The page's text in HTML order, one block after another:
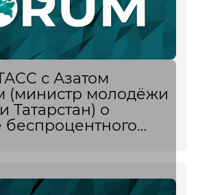
с Азатом
(министр молодёжи
Татарстан) о